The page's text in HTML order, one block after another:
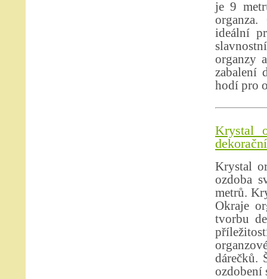
je 9
ideální
organzy
zabalení
hodí pro
Krystal
Krystal
ozdoba
metrů.
Okraje
tvorbu
dárečků.
ozdobení